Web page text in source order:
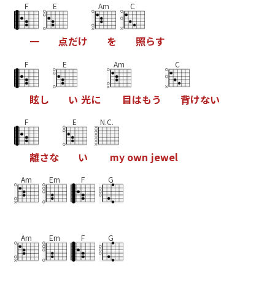
F
一
E
点だけ
Am
を
C
照らす
F
眩し
E
い 光に
Am
目はもう
C
背けない
F
離さな
E
い
N.C.
my own jewel
Am Em F G
Am Em F G